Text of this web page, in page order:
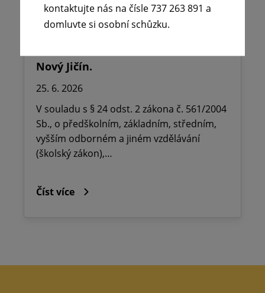
🪧Oznámení o udělení ředitelského
volna na ZŠ dr. Milady Horákové
Nový Jičín.
25. 6. 2026
V souladu s § 24 odst. 2 zákona č. 561/2004
Sb., o předškolním, základním, středním,
vyšším odborném a jiném vzdělávání
(školský zákon),…
Číst více
kontaktujte nás na čísle 737 263 891 a
domluvte si osobní schůzku.